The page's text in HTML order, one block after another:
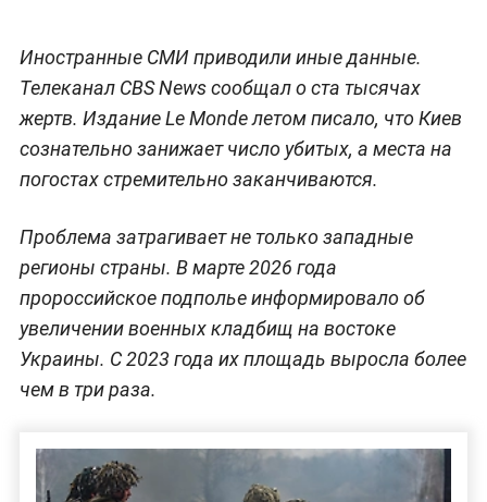
Иностранные СМИ приводили иные данные.
Телеканал CBS News сообщал о ста тысячах
жертв. Издание Le Monde летом писало, что Киев
сознательно занижает число убитых, а места на
погостах стремительно заканчиваются.
Проблема затрагивает не только западные
регионы страны. В марте 2026 года
пророссийское подполье информировало об
увеличении военных кладбищ на востоке
Украины. С 2023 года их площадь выросла более
чем в три раза.